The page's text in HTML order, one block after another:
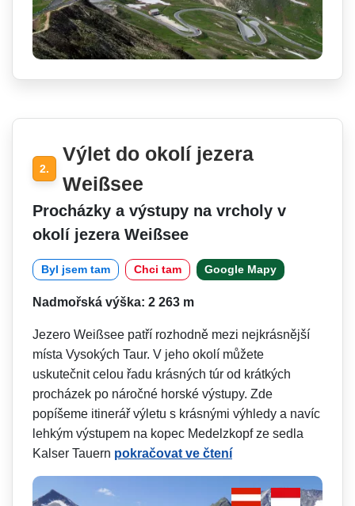
2.
Výlet do okolí jezera
Weißsee
Procházky a výstupy na vrcholy v
okolí jezera Weißsee
Byl jsem tam Chci tam Google Mapy
Nadmořská výška: 2 263 m
Jezero Weißsee patří rozhodně mezi nejkrásnější
místa Vysokých Taur. V jeho okolí můžete
uskutečnit celou řadu krásných túr od krátkých
procházek po náročné horské výstupy. Zde
popíšeme itinerář výletu s krásnými výhledy a navíc
lehkým výstupem na kopec Medelzkopf ze sedla
Kalser Tauern pokračovat ve čtení